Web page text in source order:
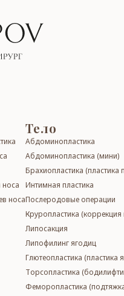
носа
носа
Тело
Абдо­ми­ноп­лас­ти­ка
Абдо­ми­ноп­лас­ти­ка (мини)
Бра­хи­о­плас­ти­ка (пластика
Интимная пластика
Послеродовые операции
Кру­роп­лас­ти­ка (коррекция
Ли­по­сак­ция
Ли­по­фи­линг ягодиц
Глютеопластика (пластика
Торсопластика
Фе­мо­роп­лас­ти­ка